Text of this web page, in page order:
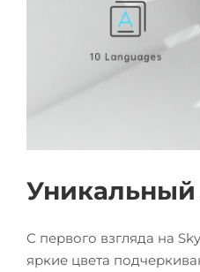
Уникальный
С первого взгляда на
яркие цвета